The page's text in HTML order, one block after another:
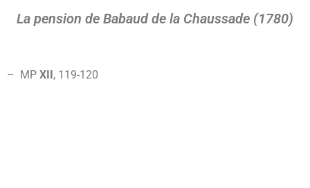
La pension de Babaud de la Chaussade (1780)
– MP XII, 119-120